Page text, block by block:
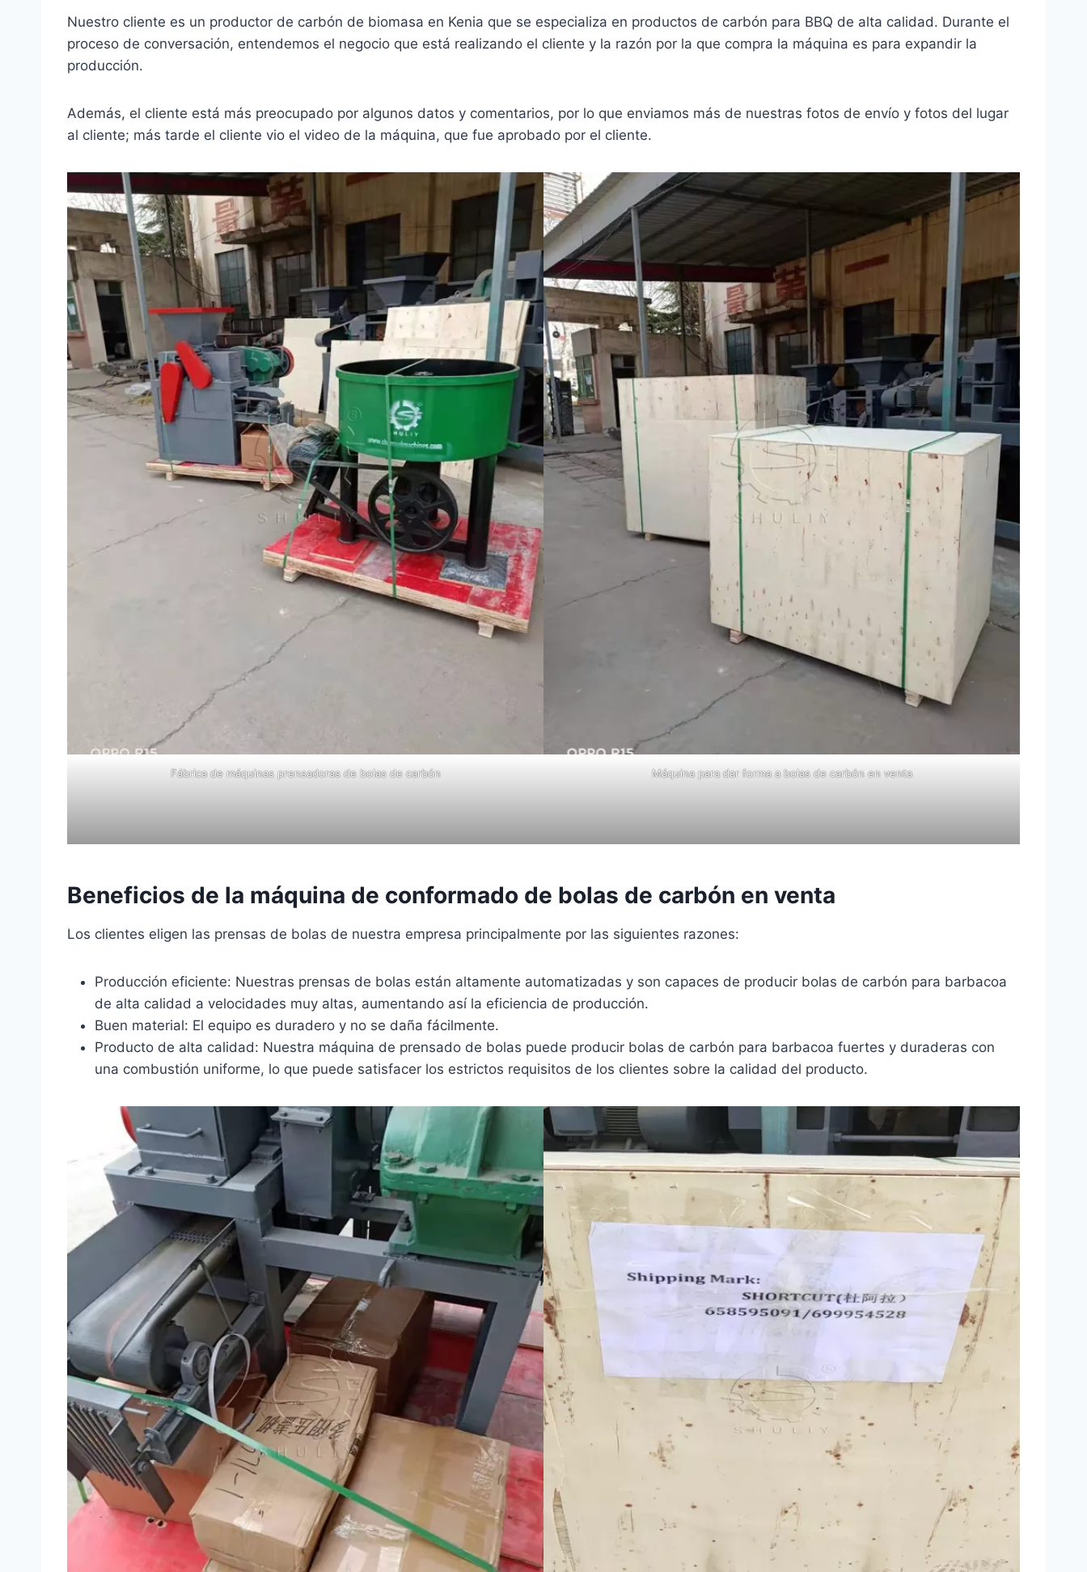
Nuestro cliente es un productor de carbón de biomasa en Kenia que se especializa en productos de carbón para BBQ de alta calidad. Durante el
proceso de conversación, entendemos el negocio que está realizando el cliente y la razón por la que compra la máquina es para expandir la
producción.
Además, el cliente está más preocupado por algunos datos y comentarios, por lo que enviamos más de nuestras fotos de envío y fotos del lugar
al cliente; más tarde el cliente vio el video de la máquina, que fue aprobado por el cliente.
Fábrica de máquinas prensadoras de bolas de carbón Máquina para dar forma a bolas de carbón en venta
Beneficios de la máquina de conformado de bolas de carbón en venta
Los clientes eligen las prensas de bolas de nuestra empresa principalmente por las siguientes razones:
Producción eficiente: Nuestras prensas de bolas están altamente automatizadas y son capaces de producir bolas de carbón para barbacoa
de alta calidad a velocidades muy altas, aumentando así la eficiencia de producción.
Buen material: El equipo es duradero y no se daña fácilmente.
Producto de alta calidad: Nuestra máquina de prensado de bolas puede producir bolas de carbón para barbacoa fuertes y duraderas con
una combustión uniforme, lo que puede satisfacer los estrictos requisitos de los clientes sobre la calidad del producto.